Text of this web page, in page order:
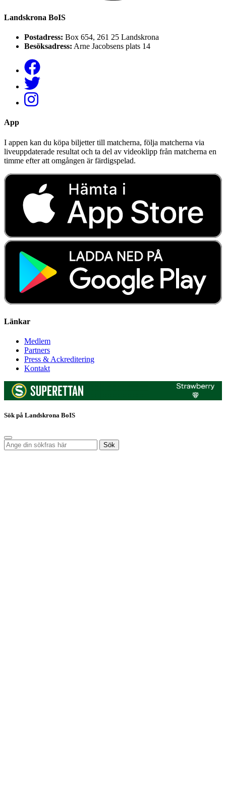
Landskrona BoIS
Postadress: Box 654, 261 25 Landskrona
Besöksadress: Arne Jacobsens plats 14
App
I appen kan du köpa biljetter till matcherna, följa matcherna via
liveuppdaterade resultat och ta del av videoklipp från matcherna en
timme efter att omgången är färdigspelad.
Länkar
Medlem
Partners
Press & Ackreditering
Kontakt
Sök på Landskrona BoIS
Sök